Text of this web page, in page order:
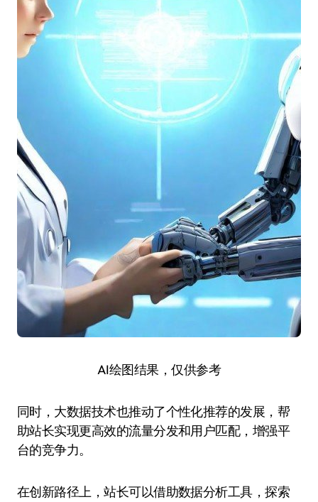
AI绘图结果，仅供参考
同时，大数据技术也推动了个性化推荐的发展，帮
助站长实现更高效的流量分发和用户匹配，增强平
台的竞争力。
在创新路径上，站长可以借助数据分析工具，探索